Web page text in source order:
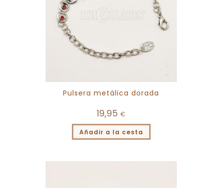
Pulsera metálica dorada
19,95 €
Añadir a la cesta